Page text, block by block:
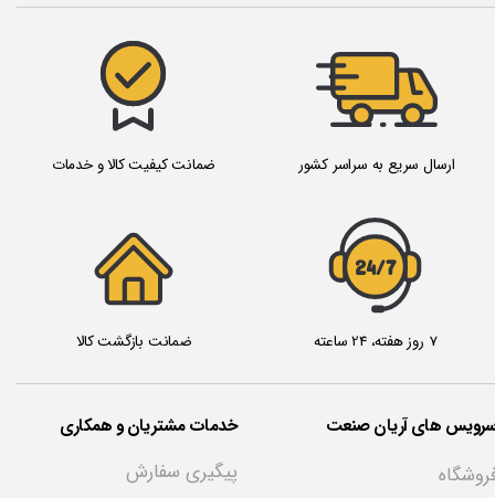
7 روز هفته، 24 ساعته ضمانت بازگشت کالا
ضمانت کیفیت کالا و خدمات
های آریان صنعت خدمات مشتریان و همکاری
پیگیری سفارش
ارسال سریع به سراسر کشور
24/7